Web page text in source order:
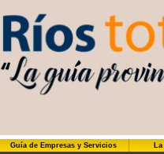
Guía de Empresas y Servicios